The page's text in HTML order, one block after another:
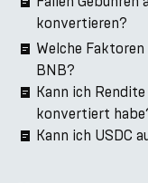
konvertieren?
Welche
BNB?
Kann ich
konvertiert
Kann ich USDC